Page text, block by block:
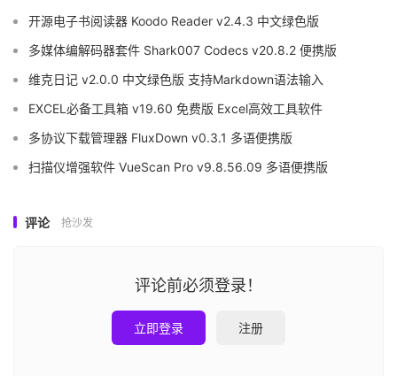
开源电子书阅读器 Koodo Reader v2.4.3 中文绿色版
多媒体编解码器套件 Shark007 Codecs v20.8.2 便携版
维克日记 v2.0.0 中文绿色版 支持Markdown语法输入
EXCEL必备工具箱 v19.60 免费版 Excel高效工具软件
多协议下载管理器 FluxDown v0.3.1 多语便携版
扫描仪增强软件 VueScan Pro v9.8.56.09 多语便携版
评论 抢沙发
评论前必须登录！
立即登录 注册